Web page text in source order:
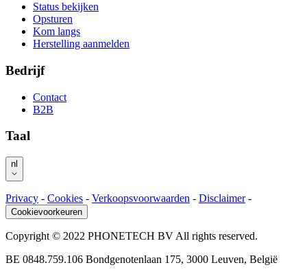
Status bekijken
Opsturen
Kom langs
Herstelling aanmelden
Bedrijf
Contact
B2B
Taal
nl
Privacy - Cookies - Verkoopsvoorwaarden - Disclaimer -
Cookievoorkeuren
Copyright © 2022 PHONETECH BV All rights reserved.
BE 0848.759.106 Bondgenotenlaan 175, 3000 Leuven, België